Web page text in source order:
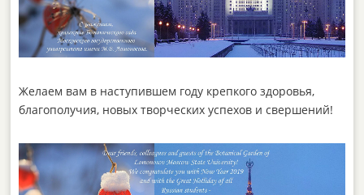
Желаем вам в наступившем году крепкого здоровья,
благополучия, новых творческих успехов и свершений!